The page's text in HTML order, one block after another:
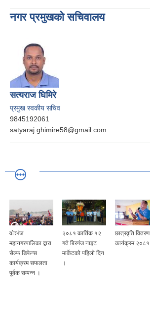
नगर प्रमुखको सचिवालय
सत्यराज घिमिरे
प्रमुख स्वकीय सचिव
9845192061
satyaraj.ghimire58@gmail.com
वीरगंज
महानगरपालिका द्वारा
सेल्फ डिफेन्स
कार्यक्रम सफलता
पूर्वक सम्पन्न ।
२०८१ कार्तिक १२
गते बिरगंज नाइट
मार्केटको पहिलो दिन
।
छात्रवृति वितरण
कार्यक्रम २०८१